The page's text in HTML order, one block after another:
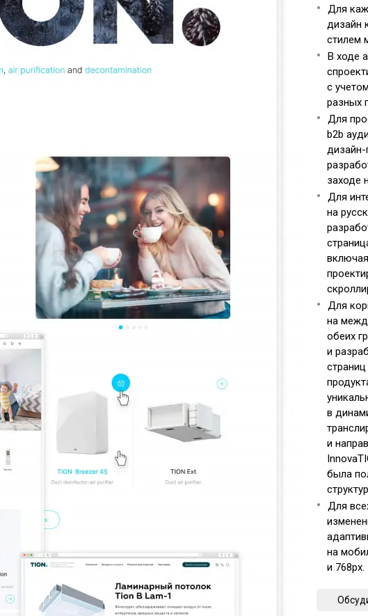
Для
дизайн
стилем
В ходе
с
разных
Для
b2b
дизайн-
заходе
Для
на
Для
на
обеих
и
в
и
была
Для
на
и 768px.